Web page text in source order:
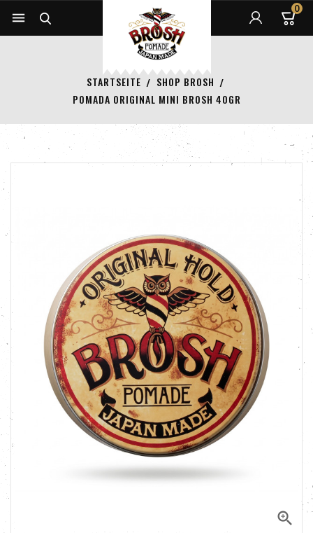
0

STARTSEITE
SHOP BROSH
POMADA ORIGINAL MINI BROSH 40GR
